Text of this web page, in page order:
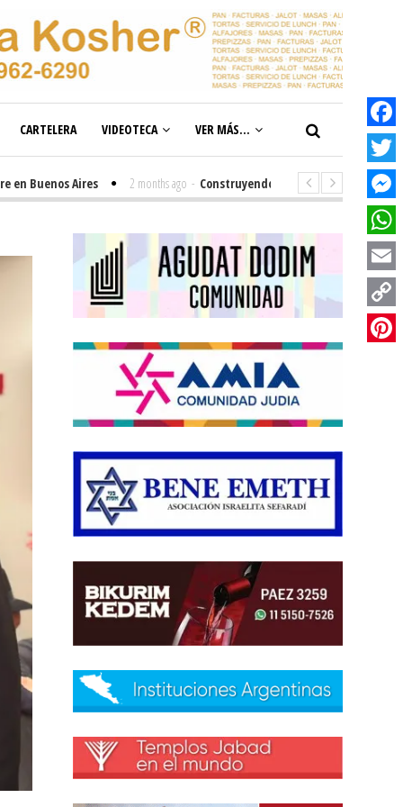
CARTELERA VIDEOTECA VER MÁS...
Aires 2 months ago - Construyendo el futuro de la inclusión en
Facebook
Twitter
Email
Copy